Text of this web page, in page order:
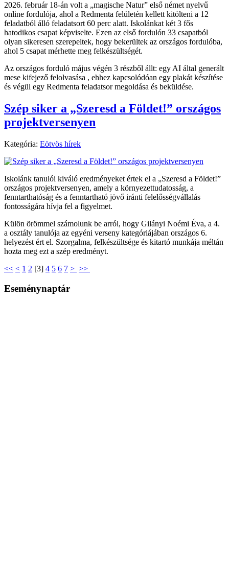
2026. február 18-án volt a „magische Natur” első német nyelvű
online fordulója, ahol a Redmenta felületén kellett kitölteni a 12
feladatból álló feladatsort 60 perc alatt. Iskolánkat két 3 fős
hatodikos csapat képviselte. Ezen az első fordulón 33 csapatból
olyan sikeresen szerepeltek, hogy bekerültek az országos fordulóba,
ahol 5 csapat mérhette meg felkészültségét.
Az országos forduló május végén 3 részből állt: egy AI által generált
mese kifejező felolvasása , ehhez kapcsolódóan egy plakát készítése
és végül egy Redmenta feladatsor megoldása és beküldése.
Szép siker a „Szeresd a Földet!” országos
projektversenyen
Kategória: Eötvös hírek
Iskolánk tanulói kiváló eredményeket értek el a „Szeresd a Földet!”
országos projektversenyen, amely a környezettudatosság, a
fenntarthatóság és a fenntartható jövő iránti felelősségvállalás
fontosságára hívja fel a figyelmet.
Külön örömmel számolunk be arról, hogy Gilányi Noémi Éva, a 4.
a osztály tanulója az egyéni verseny kategóriájában országos 6.
helyezést ért el. Szorgalma, felkészültsége és kitartó munkája méltán
hozta meg ezt a szép eredményt.
<< < 1 2 [3] 4 5 6 7 > >>
Eseménynaptár